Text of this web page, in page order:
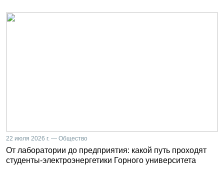
22 июля 2026 г. — Общество
От лаборатории до предприятия: какой путь проходят
студенты-электроэнергетики Горного университета